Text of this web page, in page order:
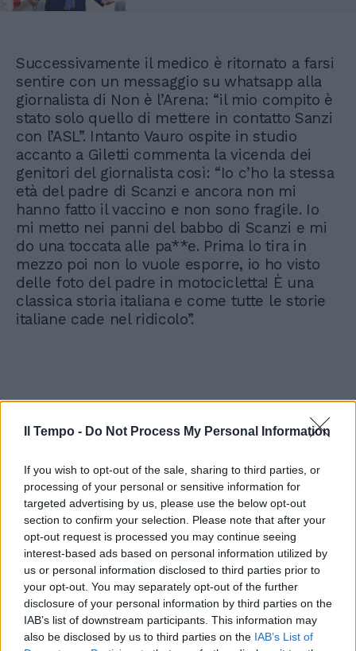
Il Tempo - Do Not Process My Personal Information
If you wish to opt-out of the sale, sharing to third parties, or
processing of your personal or sensitive information for
targeted advertising by us, please use the below opt-out
section to confirm your selection. Please note that after your
opt-out request is processed you may continue seeing
interest-based ads based on personal information utilized by
us or personal information disclosed to third parties prior to
your opt-out. You may separately opt-out of the further
disclosure of your personal information by third parties on the
IAB’s list of downstream participants. This information may
also be disclosed by us to third parties on the IAB’s List of
Successivamente il medico è ritornato a farsi
sentire con un messaggio su whatsapp alla
giornalista di Non è l’Arena: “il mio compito è
stato solo quello di mettere in contatto Sanzi
con l’ASL”. Intanto Vauro ospite in studio
accanto a Giletti commenta la vicenda dei
genitori del giornalista così: “Io c’ho la stessa
età del padre di Scanzi e ancora non mi
hanno fatto il vaccino e non sono fragile. Io
mi metto nei panni del babbo di Scanzi e mi
do una toccata alle pa**e. Prima lo tira in
mezzo poi non lo vuole esporre, io ho visto
delle foto del padre in motocicletta! È una
classica storia italiana e come tutte le storie
italiane cade nel ridicolo”.